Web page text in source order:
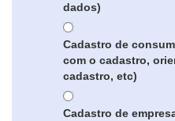
dados)
Cadastro de
com o cadastro,
cadastro, etc)
Cadastro de